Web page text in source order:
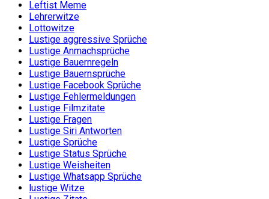
Leftist Meme
Lehrerwitze
Lottowitze
Lustige aggressive Sprüche
Lustige Anmachsprüche
Lustige Bauernregeln
Lustige Bauernsprüche
Lustige Facebook Sprüche
Lustige Fehlermeldungen
Lustige Filmzitate
Lustige Fragen
Lustige Siri Antworten
Lustige Sprüche
Lustige Status Sprüche
Lustige Weisheiten
Lustige Whatsapp Sprüche
lustige Witze